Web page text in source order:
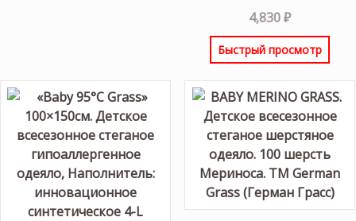
4,830₽
Быстрый просмотр